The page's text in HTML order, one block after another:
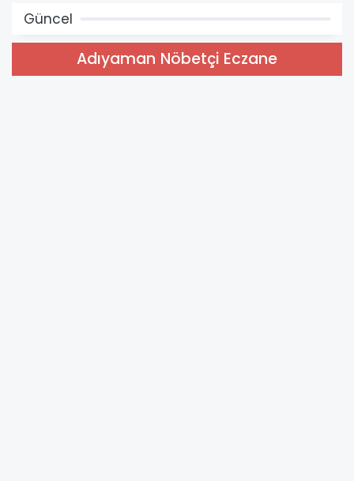
Güncel
Adıyaman Nöbetçi Eczane